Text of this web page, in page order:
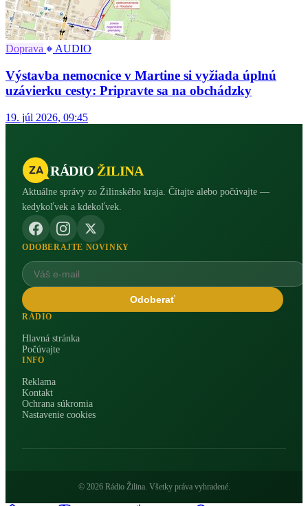
Doprava AUDIO
Výstavba nemocnice v Martine si vyžiada úplnú
uzávierku cesty: Pripravte sa na obchádzky
19. júl 2026, 09:45
RÁDIO ŽILINA
Aktuálne správy zo Žilinského kraja. Čítajte alebo počúvajte —
kedykoľvek a kdekoľvek.
ODOBERAJTE NOVINKY
Odoberať
RÁDIO
Hlavná stránka
Počúvajte
INFO
Reklama
Kontakt
Ochrana súkromia
Nastavenie cookies
© 2026 Rádio Žilina. Všetky práva vyhradené.